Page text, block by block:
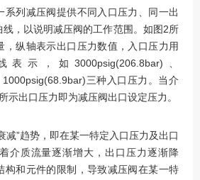
系列减压阀提供不同入口压力、同一出
，以说明减压阀的工作范围。如图2所
，纵轴表示出口压力数值，入口压力用
示，如3000psig(206.8bar)、
三种入口压力。当介
示出口压力即为减压阀出口设定压力。
减”趋势，即在某一特定入口压力及出口
介质流量逐渐增大，出口压力逐渐降
构和元件的限制，导致减压阀在某一特